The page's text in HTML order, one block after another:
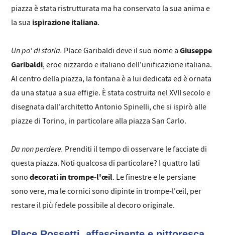
piazza è stata ristrutturata ma ha conservato la sua anima e
la sua ispirazione italiana.
Un po' di storia. Place Garibaldi deve il suo nome aGiuseppe
Garibaldi, eroe nizzardo e italiano dell'unificazione italiana.
Al centro della piazza, la fontana è a lui dedicata ed è ornata
da una statua a sua effigie. È stata costruita nel XVII secolo e
disegnata dall'architetto Antonio Spinelli, che si ispirò alle
piazze di Torino, in particolare alla piazza San Carlo.
Da non perdere. Prenditi il tempo di osservare le facciate di
questa piazza. Noti qualcosa di particolare? I quattro lati
sonodecorati in trompe-l'œil. Le finestre e le persiane
sono vere, ma le cornici sono dipinte in trompe-l'œil, per
restare il più fedele possibile al decoro originale.